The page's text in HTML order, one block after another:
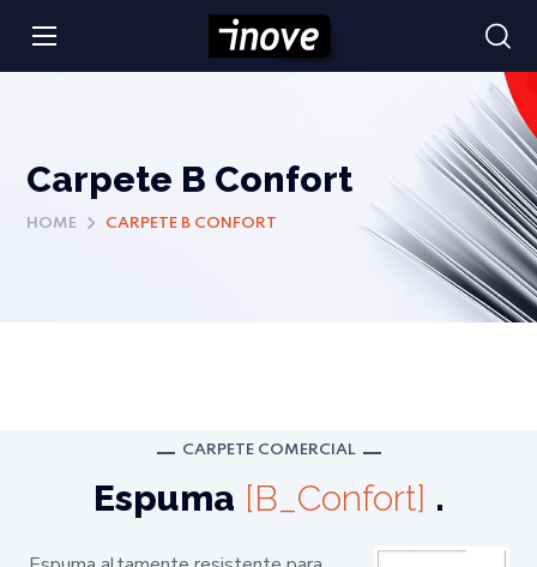
Carpete B Confort
HOME CARPETE B CONFORT
CARPETE COMERCIAL
Espuma [B_Confort] .